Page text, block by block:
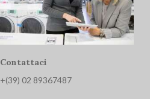
Contattaci
+(39) 02 89367487